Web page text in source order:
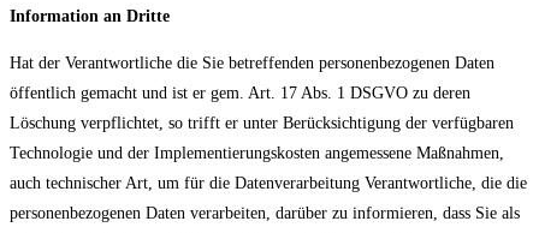
Information an Dritte
Hat der Verantwortliche die Sie betreffenden personenbezogenen Daten
öffentlich gemacht und ist er gem. Art. 17 Abs. 1 DSGVO zu deren
Löschung verpflichtet, so trifft er unter Berücksichtigung der verfügbaren
Technologie und der Implementierungskosten angemessene Maßnahmen,
auch technischer Art, um für die Datenverarbeitung Verantwortliche, die die
personenbezogenen Daten verarbeiten, darüber zu informieren, dass Sie als